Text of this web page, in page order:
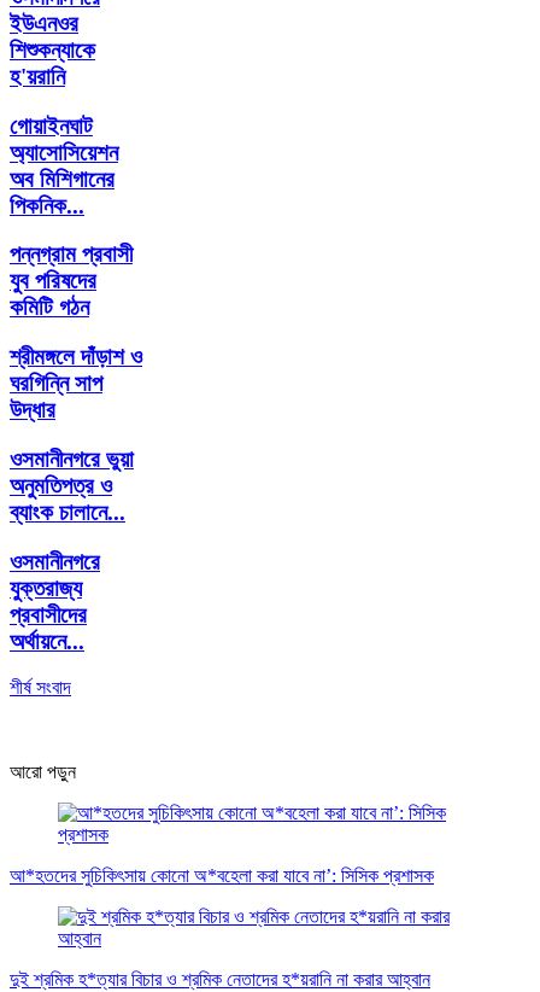
ইউএনওর
শিশুকন্যাকে
হ'য়রানি
গোয়াইনঘাট
অ্যাসোসিয়েশন
অব মিশিগানের
পিকনিক...
পন্নগ্রাম প্রবাসী
যুব পরিষদের
কমিটি গঠন
শ্রীমঙ্গলে দাঁড়াশ ও
ঘরগিন্নি সাপ
উদ্ধার
ওসমানীনগরে ভুয়া
অনুমতিপত্র ও
ব্যাংক চালানে...
ওসমানীনগরে
যুক্তরাজ্য
প্রবাসীদের
অর্থায়নে...
শীর্ষ সংবাদ
আরো পড়ুন
আ*হতদের সুচিকিৎসায় কোনো অ*বহেলা করা যাবে না’: সিসিক প্রশাসক
দুই শ্রমিক হ*ত্যার বিচার ও শ্রমিক নেতাদের হ*য়রানি না করার আহ্বান